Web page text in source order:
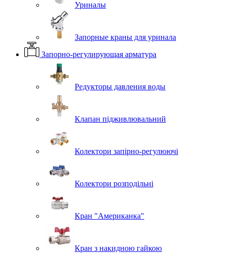
Уриналы
Запорные краны для уринала
Запорно-регулирующая арматура
Редукторы давления воды
Клапан підживлювальний
Колектори запірно-регулюючі
Колектори розподільні
Кран "Американка"
Кран з накидною гайкою